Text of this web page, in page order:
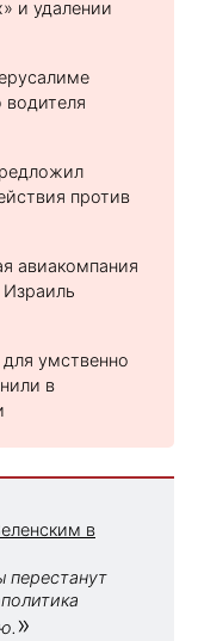
и удалении
водителя
против
авиакомпания
Израиль
для умственно
в
в
перестанут
»